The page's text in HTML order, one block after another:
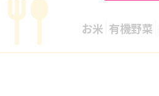
お米 有機野菜